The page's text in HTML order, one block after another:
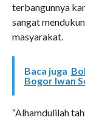
terbangunnya
sangat
masyarakat.
Baca juga
Bogor Iwan
“Alhamdulilah